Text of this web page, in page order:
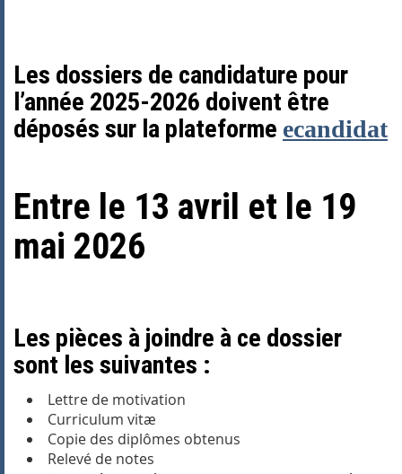
Les dossiers de candidature pour
l’année 2025-2026 doivent être
déposés sur la plateforme ecandidat
Entre le 13 avril et le 19
mai 2026
Les pièces à joindre à ce dossier
sont les suivantes :
Lettre de motivation
Curriculum vitæ
Copie des diplômes obtenus
Relevé de notes